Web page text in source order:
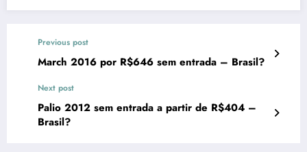
Previous post
March 2016 por R$646 sem entrada – Brasil?
Next post
Palio 2012 sem entrada a partir de R$404 –
Brasil?